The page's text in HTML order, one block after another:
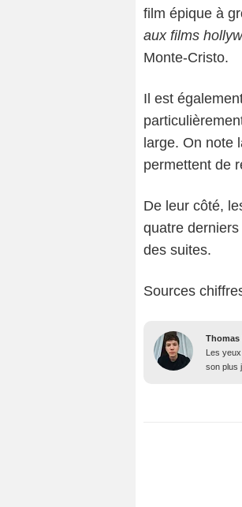
film épique à
aux films
Monte-Cristo.
Il est
large. On note
permettent de
De leur côté,
quatre
des suites.
Sources
Thomas
Les
son plus